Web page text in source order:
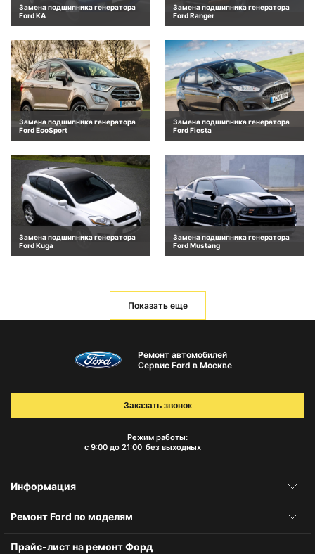
Замена подшипника генератора
Ford KA
Замена подшипника генератора
Ford Ranger
Замена подшипника генератора
Ford EcoSport
Замена подшипника генератора
Ford Fiesta
Замена подшипника генератора
Ford Kuga
Замена подшипника генератора
Ford Mustang
Показать еще
Ремонт автомобилей
Сервис Ford в Москве
Режим работы:
с 9:00 до 21:00 без выходных
Заказать звонок
Информация
Ремонт Ford по моделям
Прайс-лист на ремонт Форд